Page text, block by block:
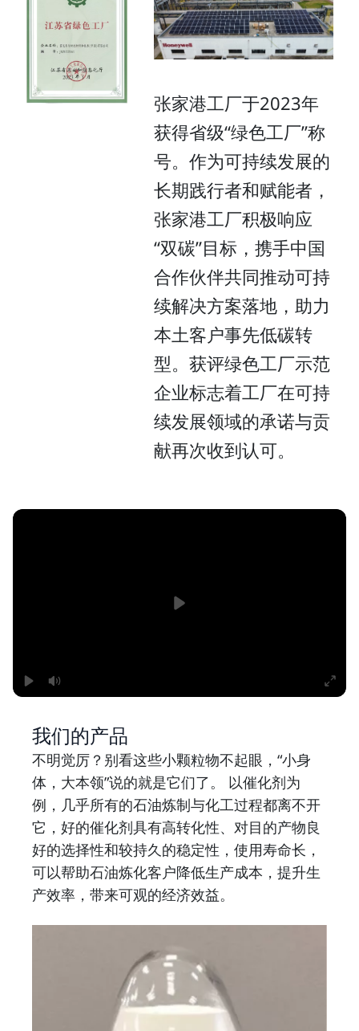
张家港工厂于2023年
获得省级“绿色工厂”称
号。作为可持续发展的
长期践行者和赋能者，
张家港工厂积极响应
“双碳”目标，携手中国
合作伙伴共同推动可持
续解决方案落地，助力
本土客户事先低碳转
型。获评绿色工厂示范
企业标志着工厂在可持
续发展领域的承诺与贡
献再次收到认可。
我们的产品
不明觉厉？别看这些小颗粒物不起眼，“小身
体，大本领”说的就是它们了。 以催化剂为
例，几乎所有的石油炼制与化工过程都离不开
它，好的催化剂具有高转化性、对目的产物良
好的选择性和较持久的稳定性，使用寿命长，
可以帮助石油炼化客户降低生产成本，提升生
产效率，带来可观的经济效益。